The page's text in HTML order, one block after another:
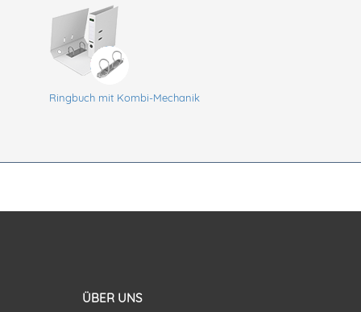
Ringbuch mit Kombi-Mechanik
ÜBER UNS